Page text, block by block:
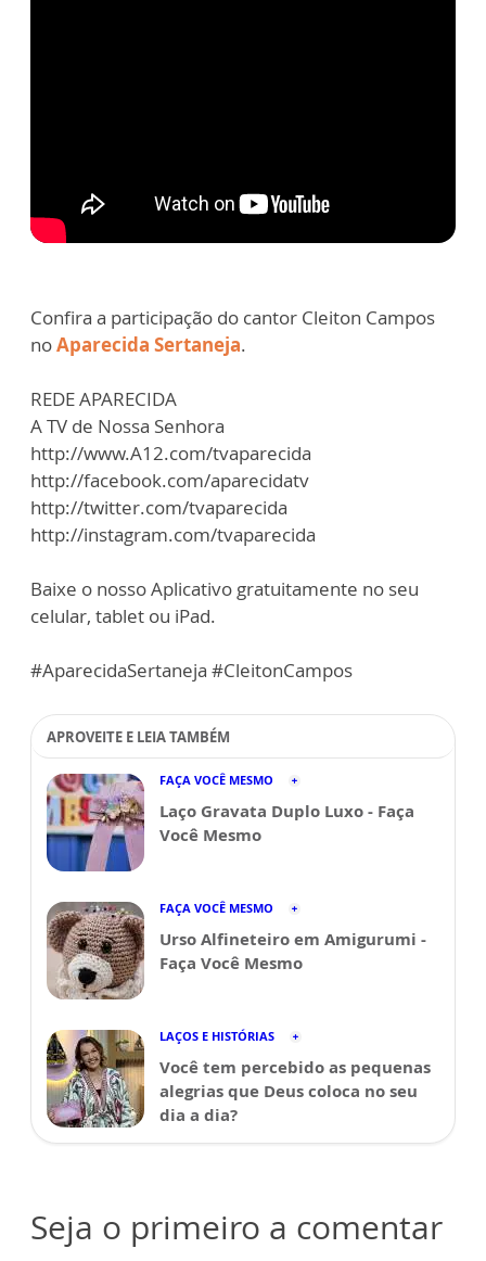
Confira a participação do cantor Cleiton Campos
noAparecida Sertaneja.
REDE APARECIDA
A TV de Nossa Senhora
http://www.A12.com/tvaparecida
http://facebook.com/aparecidatv
http://twitter.com/tvaparecida
http://instagram.com/tvaparecida
Baixe o nosso Aplicativo gratuitamente no seu
celular, tablet ou iPad.
#AparecidaSertaneja #CleitonCampos
APROVEITE E LEIA TAMBÉM
FAÇA VOCÊ MESMO
Laço Gravata Duplo Luxo - Faça
Você Mesmo
FAÇA VOCÊ MESMO
Urso Alfineteiro em Amigurumi -
Faça Você Mesmo
LAÇOS E HISTÓRIAS
Você tem percebido as pequenas
alegrias que Deus coloca no seu
dia a dia?
Seja o primeiro a comentar